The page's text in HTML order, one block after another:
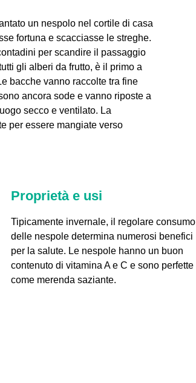
un nespolo nel cortile di casa
fortuna e scacciasse le streghe.
per scandire il passaggio
gli alberi da frutto, è il primo a
bacche vanno raccolte tra fine
ancora sode e vanno riposte a
secco e ventilato. La
per essere mangiate verso
Proprietà e usi
Tipicamente invernale, il regolare consumo
delle nespole determina numerosi benefici
per la salute. Le nespole hanno un buon
contenuto di vitamina A e C e sono perfette
come merenda saziante.